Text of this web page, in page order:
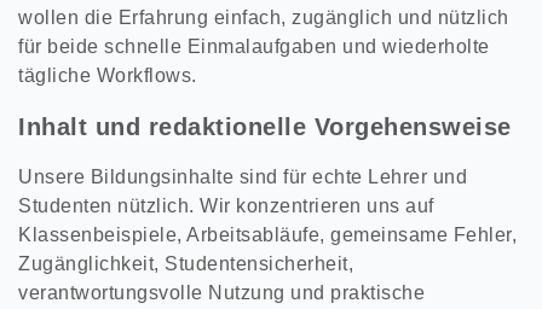
wollen die Erfahrung einfach, zugänglich und nützlich
für beide schnelle Einmalaufgaben und wiederholte
tägliche Workflows.
Inhalt und redaktionelle Vorgehensweise
Unsere Bildungsinhalte sind für echte Lehrer und
Studenten nützlich. Wir konzentrieren uns auf
Klassenbeispiele, Arbeitsabläufe, gemeinsame Fehler,
Zugänglichkeit, Studentensicherheit,
verantwortungsvolle Nutzung und praktische